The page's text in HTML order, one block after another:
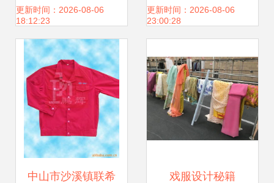
更新时间：2026-08-06
18:12:23
料的对话
更新时间：2026-08-06
23:00:28
中山市沙溪镇联希 戏服设计秘籍